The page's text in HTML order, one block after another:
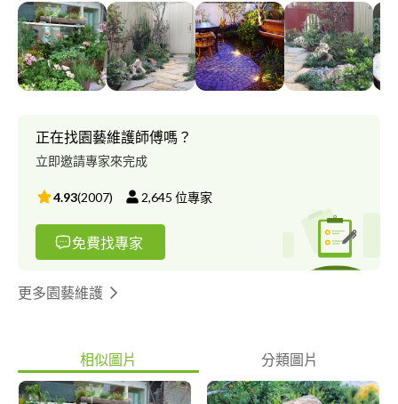
少農藥及機械維護的化學機械傷害 提倡國人對環境綠化美感及包
容性的提升 我們提供各式景觀植栽規劃設計施工及後續植栽維護
正在找園藝維護師傅嗎？
立即邀請專家來完成
4.93(2007) 2,645 位專家
免費找專家
更多園藝維護
相似圖片 分類圖片